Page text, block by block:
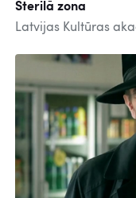
Sterilā zona
Latvijas Kultūras